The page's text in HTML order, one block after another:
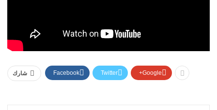
شارك Facebook Twitter Google+